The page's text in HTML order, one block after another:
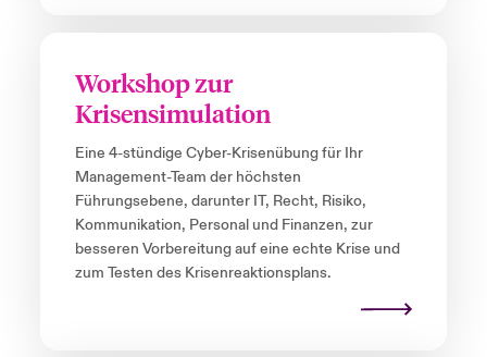
Workshop zur
Krisensimulation
Eine 4-stündige Cyber-Krisenübung für Ihr
Management-Team der höchsten
Führungsebene, darunter IT, Recht, Risiko,
Kommunikation, Personal und Finanzen, zur
besseren Vorbereitung auf eine echte Krise und
zum Testen des Krisenreaktionsplans.